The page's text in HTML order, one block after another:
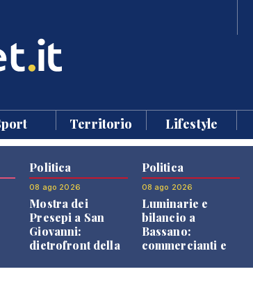
Territorio Lifestyle
Politica
08 ago 2026
Mostra dei
Presepi a San
Giovanni:
dietrofront della
Politica
08 ago 2026
Luminarie e
bilancio a
Bassano:
commercianti e